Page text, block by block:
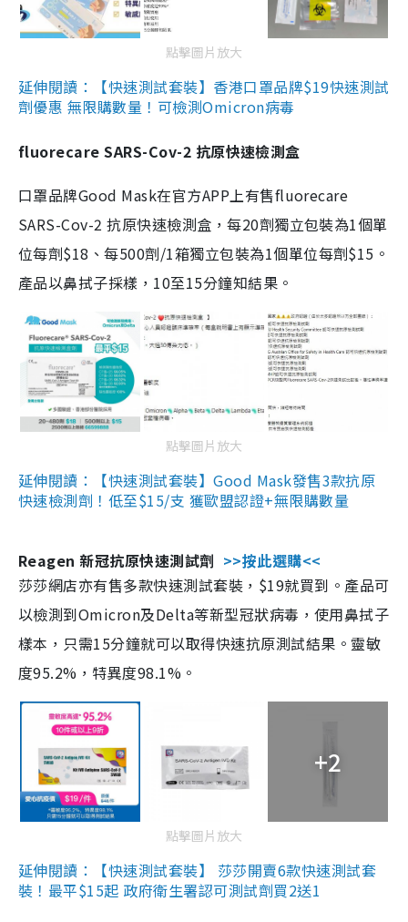
點擊圖片放大
延伸閱讀：【快速測試套裝】香港口罩品牌$19快速測試
劑優惠 無限購數量！可檢測Omicron病毒
fluorecare SARS-Cov-2 抗原快速檢測盒
口罩品牌Good Mask在官方APP上有售fluorecare
SARS-Cov-2 抗原快速檢測盒，每20劑獨立包裝為1個單
位每劑$18、每500劑/1箱獨立包裝為1個單位每劑$15。
產品以鼻拭子採樣，10至15分鐘知結果。
點擊圖片放大
延伸閱讀：【快速測試套裝】Good Mask發售3款抗原
快速檢測劑！低至$15/支 獲歐盟認證+無限購數量
Reagen 新冠抗原快速測試劑 >>按此選購<<
莎莎網店亦有售多款快速測試套裝，$19就買到。產品可
以檢測到Omicron及Delta等新型冠狀病毒，使用鼻拭子
樣本，只需15分鐘就可以取得快速抗原測試結果。靈敏
度95.2%，特異度98.1%。
+2
點擊圖片放大
延伸閱讀：【快速測試套裝】 莎莎開賣6款快速測試套
裝！最平$15起 政府衛生署認可測試劑買2送1